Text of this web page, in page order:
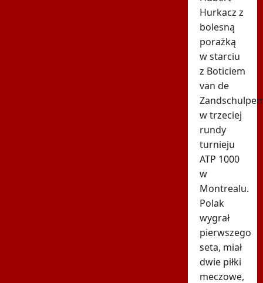
Hurkacz z
bolesną
porażką
w starciu
z Boticiem
van de
w trzeciej
rundy
turnieju
ATP 1000
w
Montrealu.
Polak
wygrał
pierwszego
seta, miał
dwie piłki
meczowe,